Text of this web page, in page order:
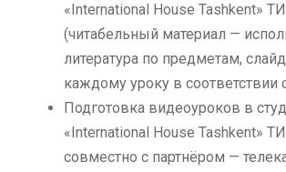
«International House Tashkent»
(читабельный материал —
литература по предметам,
каждому уроку в соответствии
Подготовка видеоуроков в
«International House Tashkent»
совместно с партнёром —